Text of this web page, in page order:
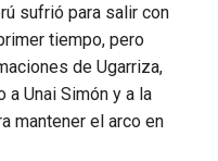
sufrió para salir con
tiempo, pero
de Ugarriza,
a Unai Simón y a la
mantener el arco en